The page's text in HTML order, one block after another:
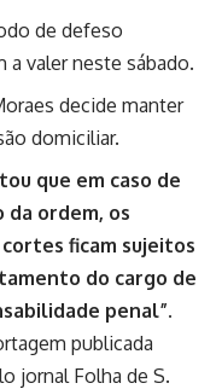
de defeso
a valer neste sábado.
decide manter
domiciliar.
que em caso de
da ordem, os
ficam sujeitos
do cargo de
penal”.
publicada
jornal Folha de S.